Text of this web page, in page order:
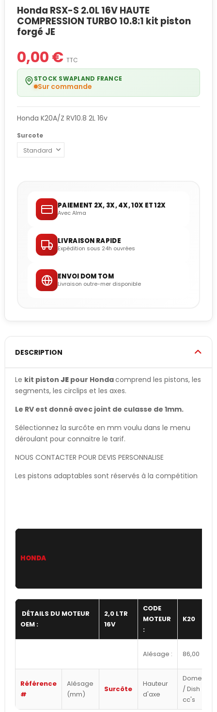
Honda RSX-S 2.0L 16V HAUTE
COMPRESSION TURBO 10.8:1 kit piston
forgé JE
0,00 € TTC
STOCK SWAPLAND FRANCE
Sur commande
Honda K20A/Z RV10.8 2L 16v
Surcote
PAIEMENT 2X, 3X, 4X, 10X ET 12X
Avec Alma
LIVRAISON RAPIDE
Expédition sous 24h ouvrées
ENVOI DOM TOM
Livraison outre-mer disponible
DESCRIPTION
Le kit piston JE pour Hondacomprend les pistons, les
segments, les circlips et les axes.
Le RV est donné avec joint de culasse de 1mm.
Sélectionnez la surcôte en mm voulu dans le menu
déroulant pour connaitre le tarif.
NOUS CONTACTER POUR DEVIS PERSONNALISE
Les pistons adaptables sont réservés à la compétition
HONDA
DÉTAILS DU MOTEUR
OEM :
2,0 LTR
16V
CODE
MOTEUR
:
K20
Alésage : 86,00
Référence
#
Alésage
(mm)
Surcôte
Hauteur
d'axe
Dome
/ Dish
cc's